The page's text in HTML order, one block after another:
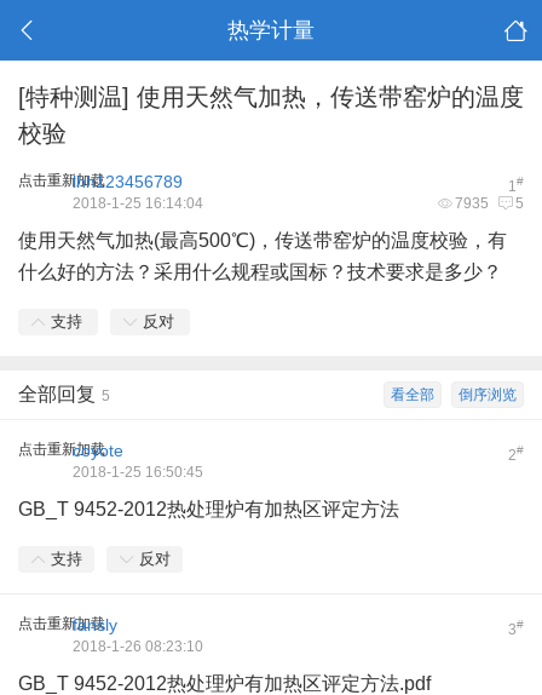
热学计量
[特种测温] 使用天然气加热，传送带窑炉的温度
校验
点击重新加载 1#
lhh123456789
7935 5
2018-1-25 16:14:04
使用天然气加热(最高500℃)，传送带窑炉的温度校验，有
什么好的方法？采用什么规程或国标？技术要求是多少？
支持 反对
倒序浏览
看全部
全部回复 5
点击重新加载 2#
coyote
2018-1-25 16:50:45
GB_T 9452-2012热处理炉有加热区评定方法
支持 反对
点击重新加载 3#
fansly
2018-1-26 08:23:10
GB_T 9452-2012热处理炉有加热区评定方法.pdf